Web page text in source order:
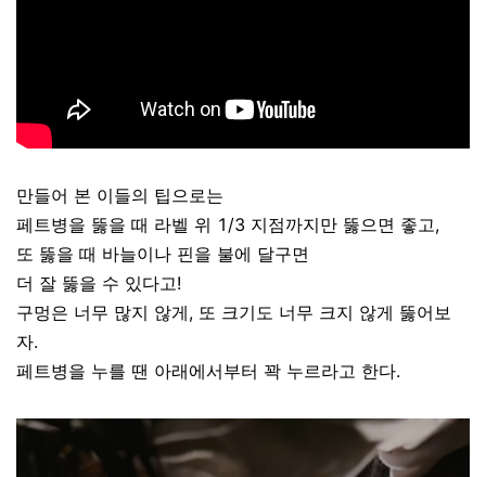
만들어 본 이들의 팁으로는
페트병을 뚫을 때 라벨 위 1/3 지점까지만 뚫으면 좋고,
또 뚫을 때 바늘이나 핀을 불에 달구면
더 잘 뚫을 수 있다고!
구멍은 너무 많지 않게, 또 크기도 너무 크지 않게 뚫어보
자.
페트병을 누를 땐 아래에서부터 꽉 누르라고 한다.